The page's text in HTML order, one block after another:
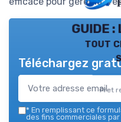
GUIDE
tout
Pret
Téléchargez
* En remplissant ce
des fins commerciales